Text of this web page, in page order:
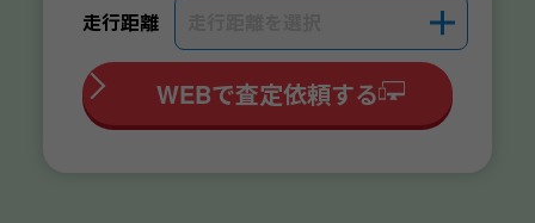
走行距離 ＋
WEBで査定依頼する